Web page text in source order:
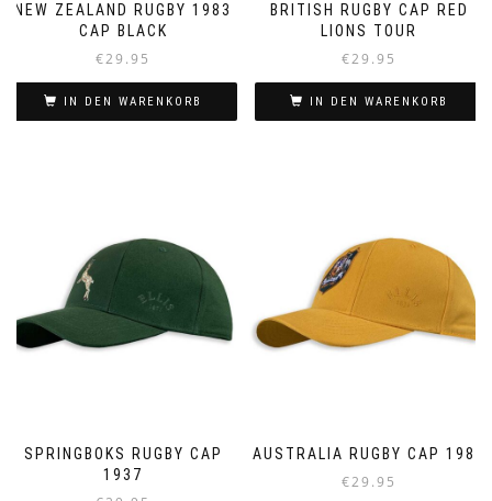
NEW ZEALAND RUGBY 1983
CAP BLACK
€29.95
IN DEN WARENKORB
BRITISH RUGBY CAP RED
LIONS TOUR
€29.95
IN DEN WARENKORB
SPRINGBOKS RUGBY CAP
1937
AUSTRALIA RUGBY CAP 1987
€29.95